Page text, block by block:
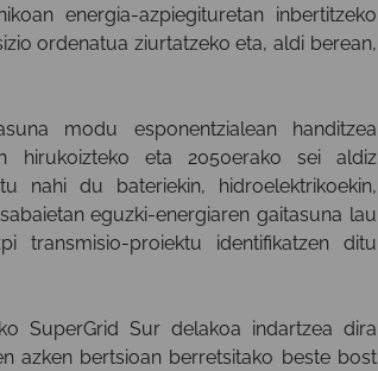
energia-azpiegituretan inbertitzeko
ordenatua ziurtatzeko eta, aldi berean,
modu esponentzialean handitzea
hirukoizteko eta 2050erako sei aldiz
nahi du bateriekin, hidroelektrikoekin,
eguzki-energiaren gaitasuna lau
transmisio-proiektu identifikatzen ditu
SuperGrid Sur delakoa indartzea dira
azken bertsioan berretsitako beste bost